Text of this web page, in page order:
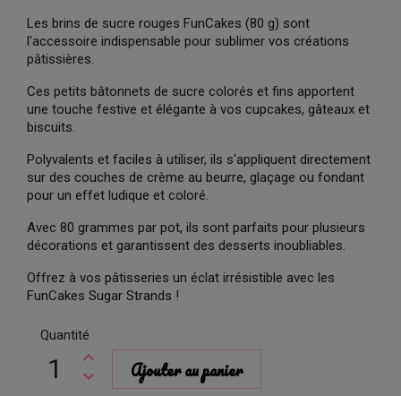
Les brins de sucre rouges FunCakes (80 g) sont
l'accessoire indispensable pour sublimer vos créations
pâtissières.
Ces petits bâtonnets de sucre colorés et fins apportent
une touche festive et élégante à vos cupcakes, gâteaux et
biscuits.
Polyvalents et faciles à utiliser, ils s'appliquent directement
sur des couches de crème au beurre, glaçage ou fondant
pour un effet ludique et coloré.
Avec 80 grammes par pot, ils sont parfaits pour plusieurs
décorations et garantissent des desserts inoubliables.
Offrez à vos pâtisseries un éclat irrésistible avec les
FunCakes Sugar Strands !
Quantité
Ajouter au panier